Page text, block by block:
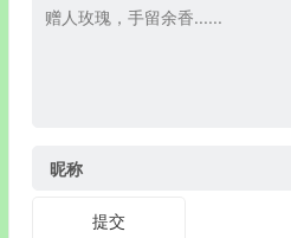
昵称